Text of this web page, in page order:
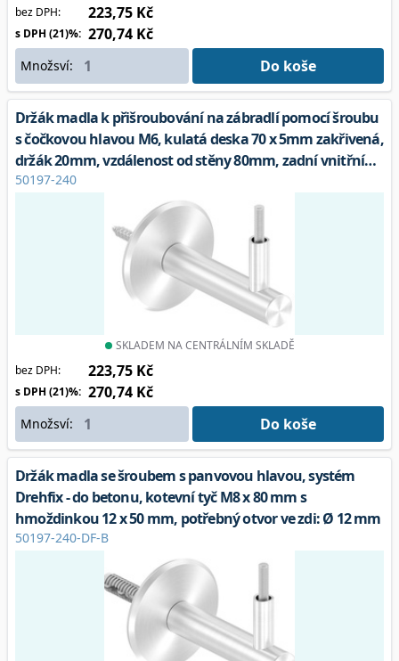
bez DPH:
223,75 Kč
s DPH (21)%: 270,74 Kč
Množsví: Do koše
Držák madla k přišroubování na zábradlí pomocí šroubu
s čočkovou hlavou M6, kulatá deska 70 x 5mm zakřivená,
držák 20mm, vzdálenost od stěny 80mm, zadní vnitřní
závit M8 včetně závěsného šroubu M8 x 80, V2A
50197-240
SKLADEM NA CENTRÁLNÍM SKLADĚ
bez DPH:
223,75 Kč
s DPH (21)%: 270,74 Kč
Množsví: Do koše
Držák madla se šroubem s panvovou hlavou, systém
Drehfix - do betonu, kotevní tyč M8 x 80 mm s
hmoždinkou 12 x 50 mm, potřebný otvor ve zdi: Ø 12 mm
50197-240-DF-B